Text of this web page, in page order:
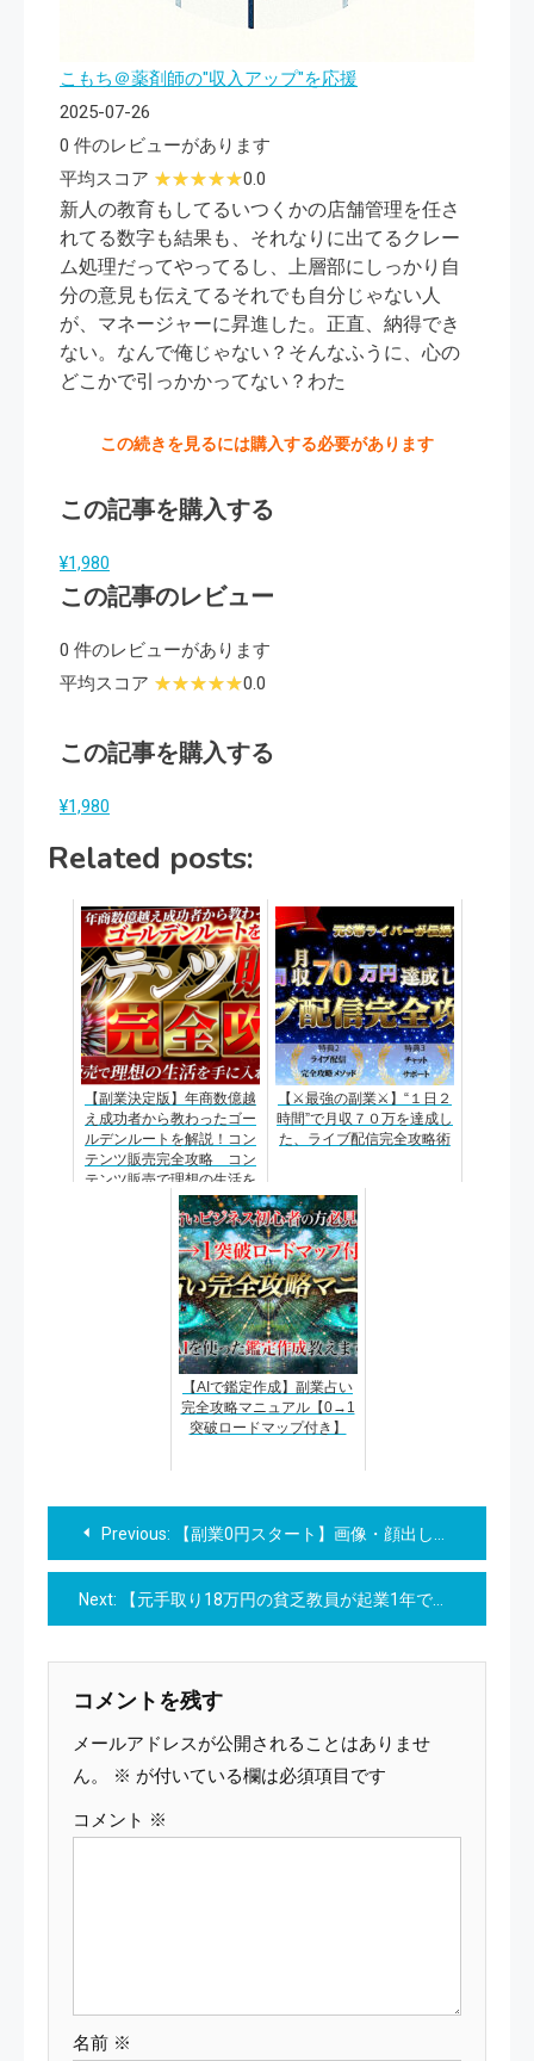
こもち＠薬剤師の"収入アップ"を応援
2025-07-26
0 件のレビューがあります
平均スコア
0.0
新人の教育もしてるいつくかの店舗管理を任さ
れてる数字も結果も、それなりに出てるクレー
ム処理だってやってるし、上層部にしっかり自
分の意見も伝えてるそれでも自分じゃない人
が、マネージャーに昇進した。正直、納得でき
ない。なんで俺じゃない？そんなふうに、心の
どこかで引っかかってない？わた
この続きを見るには購入する必要があります
この記事を購入する
¥1,980
この記事のレビュー
0 件のレビューがあります
平均スコア
0.0
この記事を購入する
¥1,980
Related posts:
【副業決定版】年商数億越
え成功者から教わったゴー
ルデンルートを解説！コン
テンツ販売完全攻略 コン
テンツ販売で理想の生活を
手に入れる！
【⚔最強の副業⚔】“１日２
時間”で月収７０万を達成し
た、ライブ配信完全攻略術
【AIで鑑定作成】副業占い
完全攻略マニュアル【0→1
突破ロードマップ付き】
投
稿
ナ
ビ
ゲ
ー
シ
Previous: 【副業0円スタート】画像・顔出し不要 AI×Threadsで月5万円を生む！ 初心者限定ロードマップ
Next: 【元手取り18万円の貧乏教員が起業1年で月商3.6億達成した】ゼロ→億おさる式7Daysマインドセットオーディオブートキャンプ
コメントを残す
メールアドレスが公開されることはありませ
ん。
※ が付いている欄は必須項目です
コメント ※
名前 ※